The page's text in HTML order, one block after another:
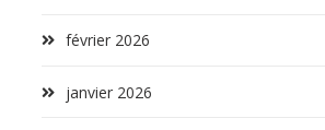
février 2026
janvier 2026